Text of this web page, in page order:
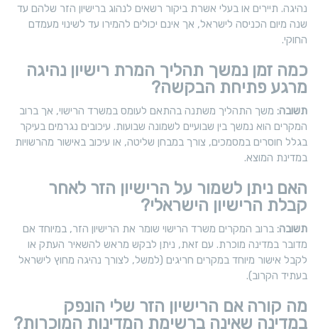
נהיגה. תיירים או בעלי אשרת ביקור רשאים לנהוג ברישיון הזר שלהם עד
שנה מיום הכניסה לישראל, אך אינם יכולים להמירו עד לשינוי מעמדם
החוקי.
כמה זמן נמשך תהליך המרת רישיון נהיגה
מרגע פתיחת הבקשה?
תשובה: משך התהליך משתנה בהתאם לעומס במשרד הרישוי, אך ברוב
המקרים הוא נמשך בין שבועיים לשמונה שבועות. עיכובים נגרמים בעיקר
בגלל חוסרים במסמכים, צורך במבחן שליטה, או עיכוב באישור מהרשויות
במדינת המוצא.
האם ניתן לשמור על הרישיון הזר לאחר
קבלת הרישיון הישראלי?
תשובה: ברוב המקרים משרד הרישוי שומר את הרישיון הזר, במיוחד אם
מדובר במדינה מוכרת. עם זאת, ניתן לבקש מראש להשאיר העתק או
לקבל אישור מיוחד במקרים חריגים (למשל, לצורך נהיגה מחוץ לישראל
בעתיד הקרוב).
מה קורה אם הרישיון הזר שלי הונפק
במדינה שאינה ברשימת המדינות המוכרות?